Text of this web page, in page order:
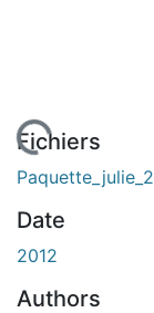
Fichiers
Date
2012
Authors